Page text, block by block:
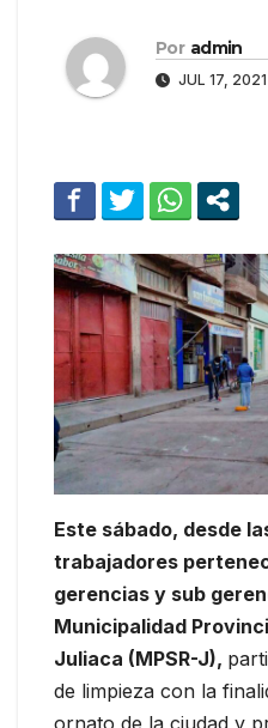
Por admin
JUL 17, 2021
Este sábado, desde
trabajadores
gerencias y sub
Municipalidad
Juliaca (MPSR-J),
de limpieza con la